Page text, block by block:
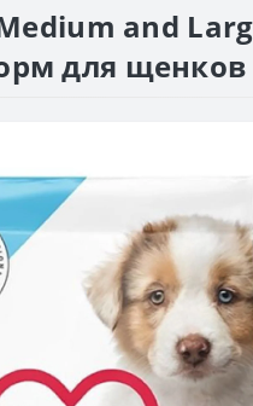
Medium and
для щенков